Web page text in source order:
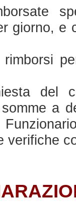
giorno,
del
a
verifiche